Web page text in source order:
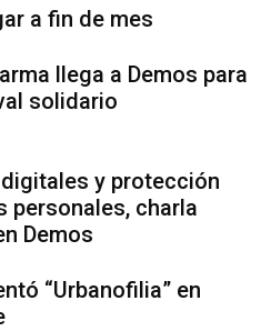
a fin de mes
llega a Demos para
solidario
y protección
personales, charla
Demos
“Urbanofilia” en